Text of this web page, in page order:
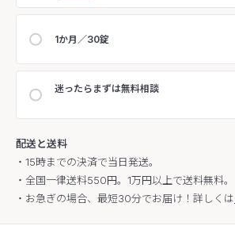
1か月／30錠
迷ったらまずは無料相談
配送と送料
・15時までの決済で当日発送。
・全国一律送料550円。1万円以上で送料無料。
・お急ぎの場合、最短30分でお届け！詳しくは